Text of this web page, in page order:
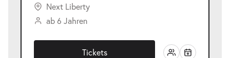
Next Liberty
ab 6 Jahren
Tickets